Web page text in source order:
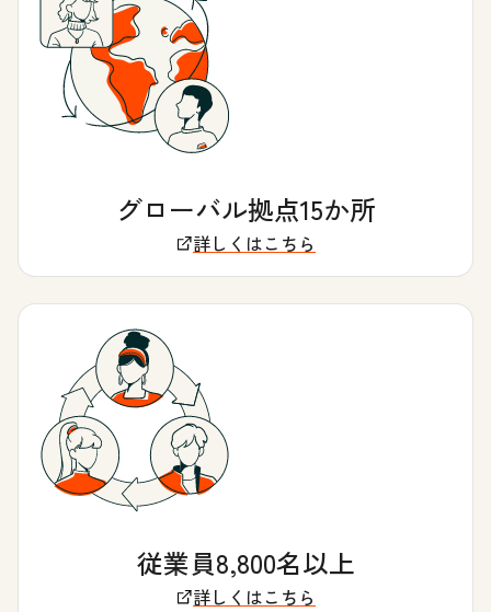
グローバル拠点15か所
詳しくはこちら
従業員8,800名以上
詳しくはこちら